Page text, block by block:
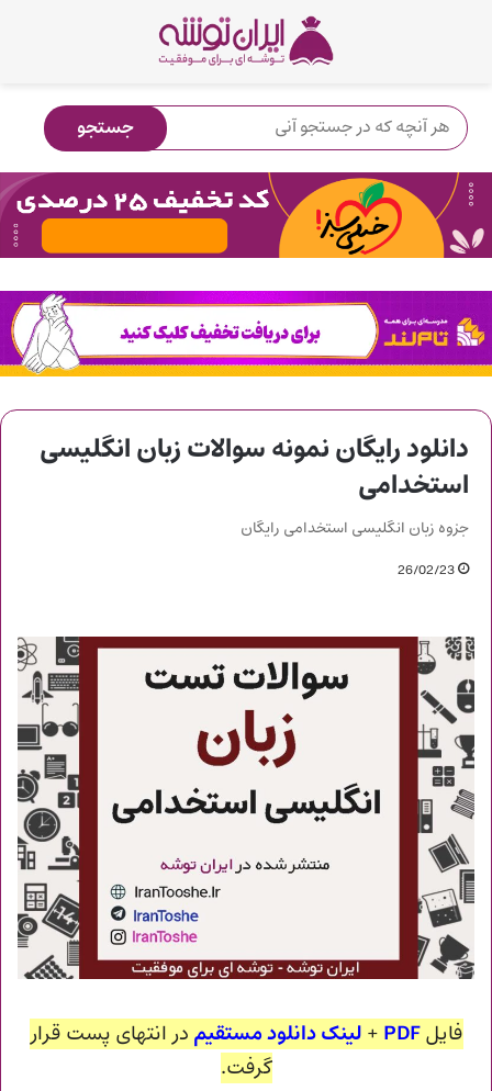
دانلود رایگان نمونه سوالات زبان انگلیسی
استخدامی
جزوه زبان انگلیسی استخدامی رایگان
26/02/23
فایلPDF
+ لینک دانلود مستقیم در انتهای پست قرار
گرفت.